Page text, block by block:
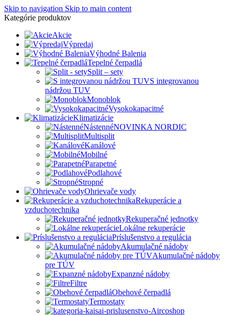
Skip to navigation Skip to main content
Kategórie produktov
Akcie
Výpredaj
Výhodné Balenia
Tepelné čerpadlá
Split – sety
S integrovanou
nádržou TUV
Monoblok
Vysokokapacitné
Klimatizácie
NástennéNOVINKA NORDIC
Multisplit
Kanálové
Mobilné
Parapetné
Podlahové
Stropné
Ohrievače vody
Rekuperácie a
vzduchotechnika
Rekuperačné jednotky
Lokálne rekuperácie
Príslušenstvo a regulácia
Akumulačné nádoby
Akumulačné nádoby
pre TÚV
Expanzné nádoby
Filtre
Obehové čerpadlá
Termostaty